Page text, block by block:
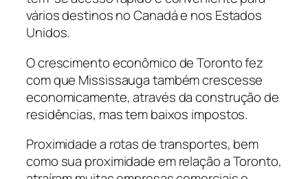
vários destinos no Canadá e nos Estados
Unidos.
O crescimento econômico de Toronto fez
com que Mississauga também crescesse
economicamente, através da construção de
residências, mas tem baixos impostos.
Proximidade a rotas de transportes, bem
como sua proximidade em relação a Toronto,